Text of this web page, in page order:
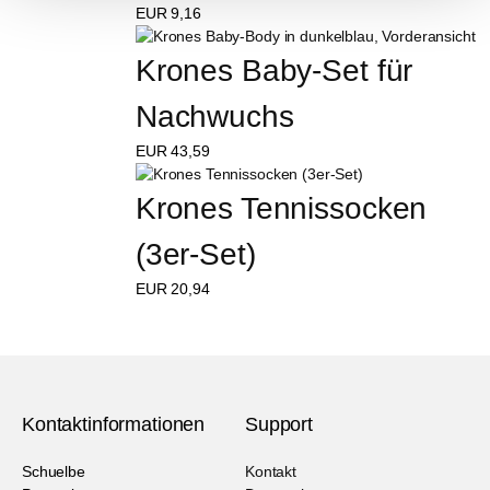
EUR 9,16
Krones Baby-Set für
Nachwuchs
EUR 43,59
Krones Tennissocken
(3er-Set)
EUR 20,94
Kontaktinformationen
Schuelbe
Support
Kontakt